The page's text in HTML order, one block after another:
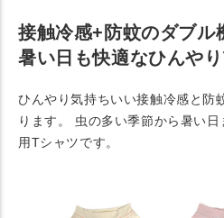
接触冷感+防蚊のダブル
暑い日も快適なひんやり
ひんやり気持ちいい接触冷感と防
ります。 虫の多い季節から暑い
用Tシャツです。